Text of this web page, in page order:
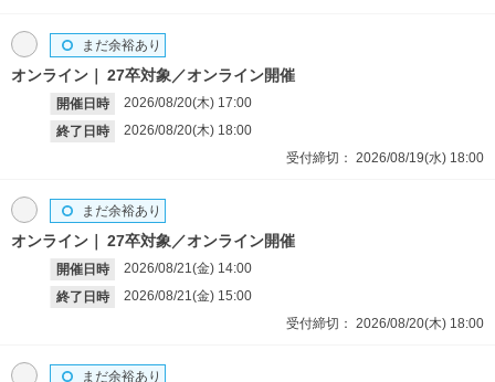
オンライン 27卒対象／オンライン開催
開催日時 2026/08/20(木) 17:00
終了日時
2026/08/20(木) 18:00
まだ余裕あり
受付締切： 2026/08/19(水) 18:00
オンライン 27卒対象／オンライン開催
開催日時 2026/08/21(金) 14:00
終了日時
2026/08/21(金) 15:00
まだ余裕あり
受付締切： 2026/08/20(木) 18:00
まだ余裕あり